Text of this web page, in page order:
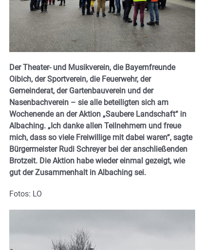
Der Theater- und Musikverein, die Bayernfreunde
Oibich, der Sportverein, die Feuerwehr, der
Gemeinderat, der Gartenbauverein und der
Nasenbachverein – sie alle beteiligten sich am
Wochenende an der Aktion „Saubere Landschaft“ in
Albaching. „Ich danke allen Teilnehmern und freue
mich, dass so viele Freiwillige mit dabei waren“, sagte
Bürgermeister Rudi Schreyer bei der anschließenden
Brotzeit. Die Aktion habe wieder einmal gezeigt, wie
gut der Zusammenhalt in Albaching sei.
Fotos: LO